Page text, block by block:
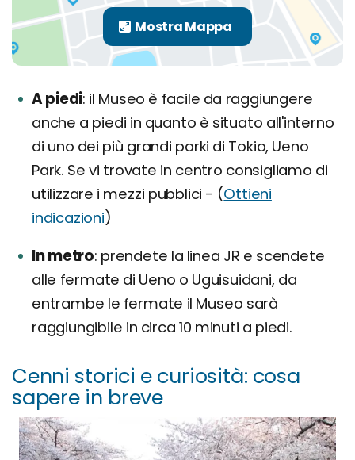
A piedi il Museo è facile da raggiungere
anche a piedi in quanto è situato all'interno
di uno dei più grandi parki di Tokio, Ueno
Park. Se vi trovate in centro consigliamo di
utilizzare i mezzi pubblici - (Ottieni
indicazioni)
In metro prendete la linea JR e scendete
alle fermate di Ueno o Uguisuidani, da
entrambe le fermate il Museo sarà
raggiungibile in circa 10 minuti a piedi.
Cenni storici e curiosità: cosa
sapere in breve